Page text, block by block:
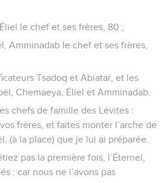
le chef et ses frères, 80 ;
Amminadab le chef et ses frères,
Tsadoq et Abiatar, et les
Chemaeya, Éliel et Amminadab.
chefs de famille des Lévites :
frères, et faites monter l’arche de
(à la place) que je lui ai préparée.
pas la première fois, l’Éternel,
: car nous ne l’avons pas